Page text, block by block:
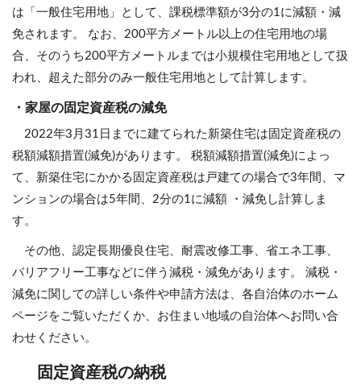
は「一般住宅用地」として、課税標準額が3分の1に減額・減
免されます。 なお、200平方メートル以上の住宅用地の場
合、そのうち200平方メートルまでは小規模住宅用地として扱
われ、超えた部分のみ一般住宅用地として計算します。
・家屋の固定資産税の減免
2022年3月31日までに建てられた新築住宅は固定資産税の
税額減額措置(減免)があります。 税額減額措置(減免)によっ
て、新築住宅にかかる固定資産税は戸建ての場合で3年間、マ
ンションの場合は5年間、2分の1に減額 ・減免し計算しま
す。
その他、認定長期優良住宅、耐震改修工事、省エネ工事、
バリアフリー工事などに伴う減税・減免があります。 減税・
減免に関しての詳しい条件や申請方法は、各自治体のホーム
ページをご覧いただくか、お住まい地域の自治体へお問い合
わせください。
固定資産税の納税